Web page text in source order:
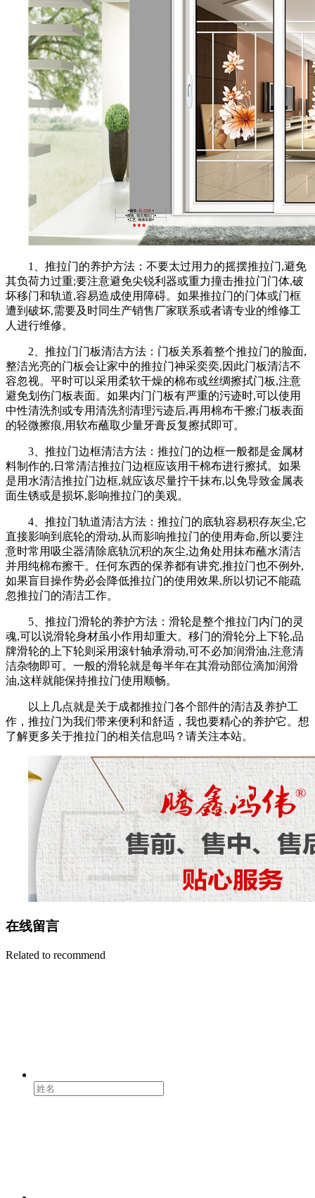
1、推拉门的养护方法：不要太过用力的摇摆推拉门,避免
其负荷力过重;要注意避免尖锐利器或重力撞击推拉门门体,破
坏移门和轨道,容易造成使用障碍。如果推拉门的门体或门框
遭到破坏,需要及时同生产销售厂家联系或者请专业的维修工
人进行维修。
2、推拉门门板清洁方法：门板关系着整个推拉门的脸面,
整洁光亮的门板会让家中的推拉门神采奕奕,因此门板清洁不
容忽视。平时可以采用柔软干燥的棉布或丝绸擦拭门板,注意
避免划伤门板表面。如果内门门板有严重的污迹时,可以使用
中性清洗剂或专用清洗剂清理污迹后,再用棉布干擦;门板表面
的轻微擦痕,用软布蘸取少量牙膏反复擦拭即可。
3、推拉门边框清洁方法：推拉门的边框一般都是金属材
料制作的,日常清洁推拉门边框应该用干棉布进行擦拭。如果
是用水清洁推拉门边框,就应该尽量拧干抹布,以免导致金属表
面生锈或是损坏,影响推拉门的美观。
4、推拉门轨道清洁方法：推拉门的底轨容易积存灰尘,它
直接影响到底轮的滑动,从而影响推拉门的使用寿命,所以要注
意时常用吸尘器清除底轨沉积的灰尘,边角处用抹布蘸水清洁
并用纯棉布擦干。任何东西的保养都有讲究,推拉门也不例外,
如果盲目操作势必会降低推拉门的使用效果,所以切记不能疏
忽推拉门的清洁工作。
5、推拉门滑轮的养护方法：滑轮是整个推拉门内门的灵
魂,可以说滑轮身材虽小作用却重大。移门的滑轮分上下轮,品
牌滑轮的上下轮则采用滚针轴承滑动,可不必加润滑油,注意清
洁杂物即可。一般的滑轮就是每半年在其滑动部位滴加润滑
油,这样就能保持推拉门使用顺畅。
以上几点就是关于成都推拉门各个部件的清洁及养护工
作，推拉门为我们带来便利和舒适，我也要精心的养护它。想
了解更多关于推拉门的相关信息吗？请关注本站。
在线留言
Related to recommend